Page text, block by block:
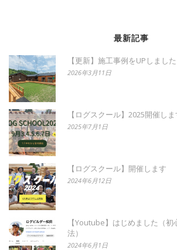
最新記事
【更新】施工事例をUPしました
2026年3月11日
【ログスクール】2025開催しま
2025年7月1日
【ログスクール】開催します
2024年6月12日
【Youtube】はじめました（
法）
2024年6月1日